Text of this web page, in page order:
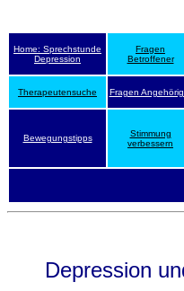
Home: Sprechstunde
Depression
Fragen
Betroffener
Therapeutensuche Fragen
Bewegungstipps
Stimmung
verbessern
Depression